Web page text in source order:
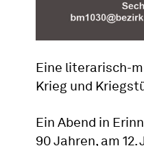
Eine literarisch-
Krieg und
Ein Abend in
90 Jahren, am